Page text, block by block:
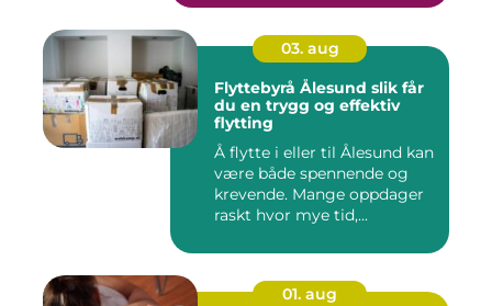
03. aug
Flyttebyrå Ålesund slik får
du en trygg og effektiv
flytting
Å flytte i eller til Ålesund kan
være både spennende og
krevende. Mange oppdager
raskt hvor mye tid,...
01. aug